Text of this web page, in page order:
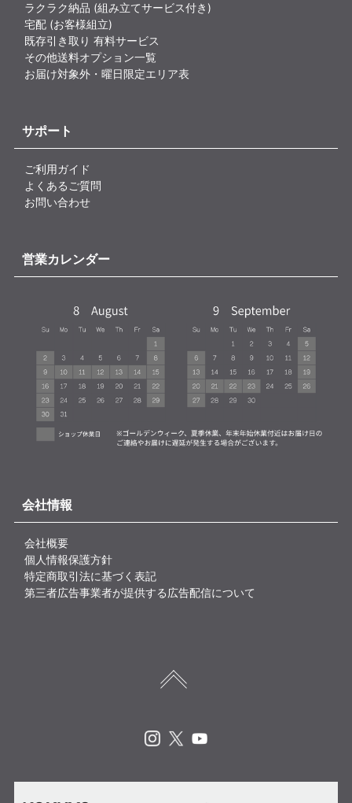
ラクラク納品 (組み立てサービス付き)
宅配 (お客様組立)
既存引き取り 有料サービス
その他送料オプション一覧
お届け対象外・曜日限定エリア表
サポート
ご利用ガイド
よくあるご質問
お問い合わせ
営業カレンダー
会社情報
会社概要
個人情報保護方針
特定商取引法に基づく表記
第三者広告事業者が提供する広告配信について